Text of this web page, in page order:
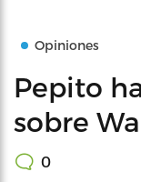
Opiniones
Pepito
sobre
0